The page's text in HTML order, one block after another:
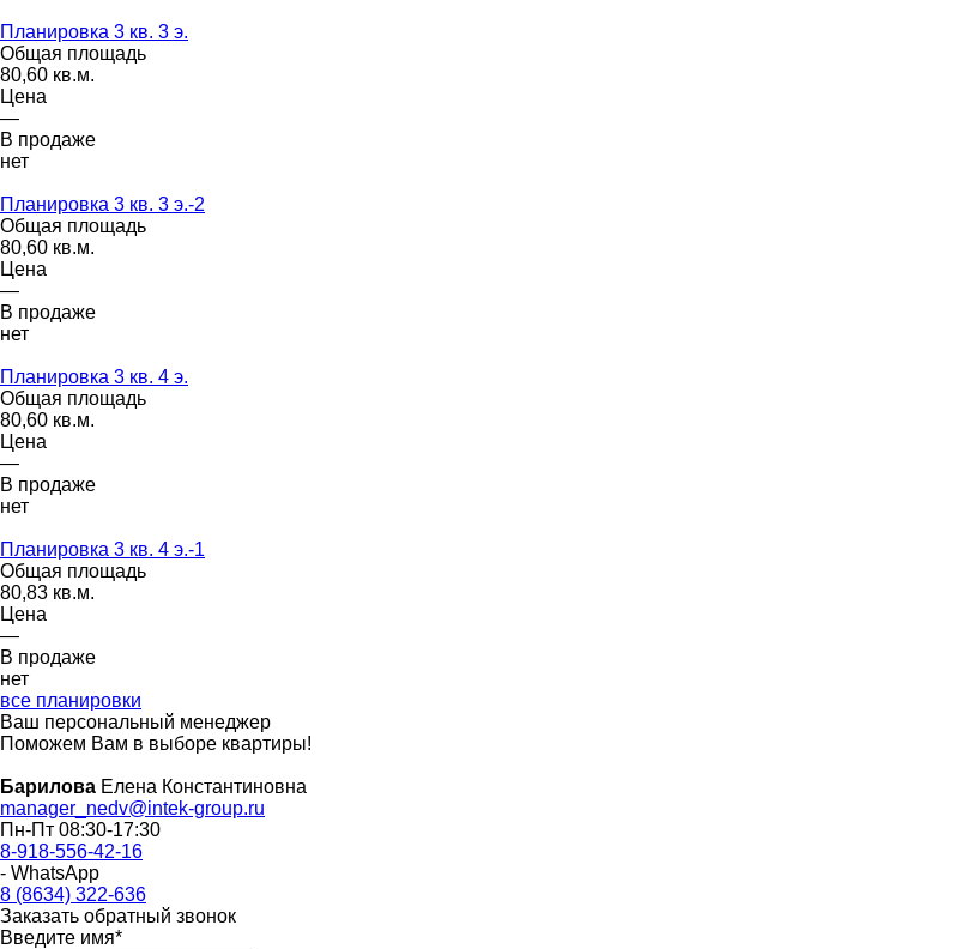
Планировка 3 кв. 3 э.
Общая площадь
80,60 кв.м.
Цена
—
В продаже
нет
Планировка 3 кв. 3 э.-2
Общая площадь
80,60 кв.м.
Цена
—
В продаже
нет
Планировка 3 кв. 4 э.
Общая площадь
80,60 кв.м.
Цена
—
В продаже
нет
Планировка 3 кв. 4 э.-1
Общая площадь
80,83 кв.м.
Цена
—
В продаже
нет
все планировки
Ваш персональный менеджер
Поможем Вам в выборе квартиры!
Барилова Елена Константиновна
manager_nedv@intek-group.ru
Пн-Пт 08:30-17:30
8-918-556-42-16
- WhatsApp
8 (8634) 322-636
Заказать обратный звонок
Введите имя*